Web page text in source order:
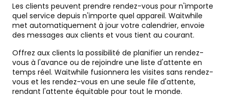
Les clients peuvent prendre rendez-vous pour n'importe
quel service depuis n'importe quel appareil. Waitwhile
met automatiquement à jour votre calendrier, envoie
des messages aux clients et vous tient au courant.
Offrez aux clients la possibilité de planifier un rendez-
vous à l'avance ou de rejoindre une liste d'attente en
temps réel. Waitwhile fusionnera les visites sans rendez-
vous et les rendez-vous en une seule file d'attente,
rendant l'attente équitable pour tout le monde.